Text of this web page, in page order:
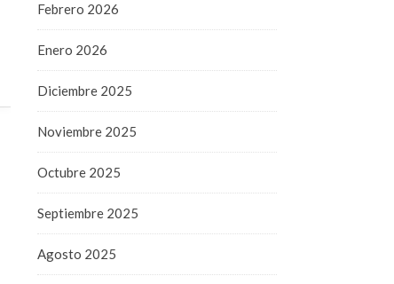
Febrero 2026
Enero 2026
Diciembre 2025
Noviembre 2025
Octubre 2025
Septiembre 2025
Agosto 2025